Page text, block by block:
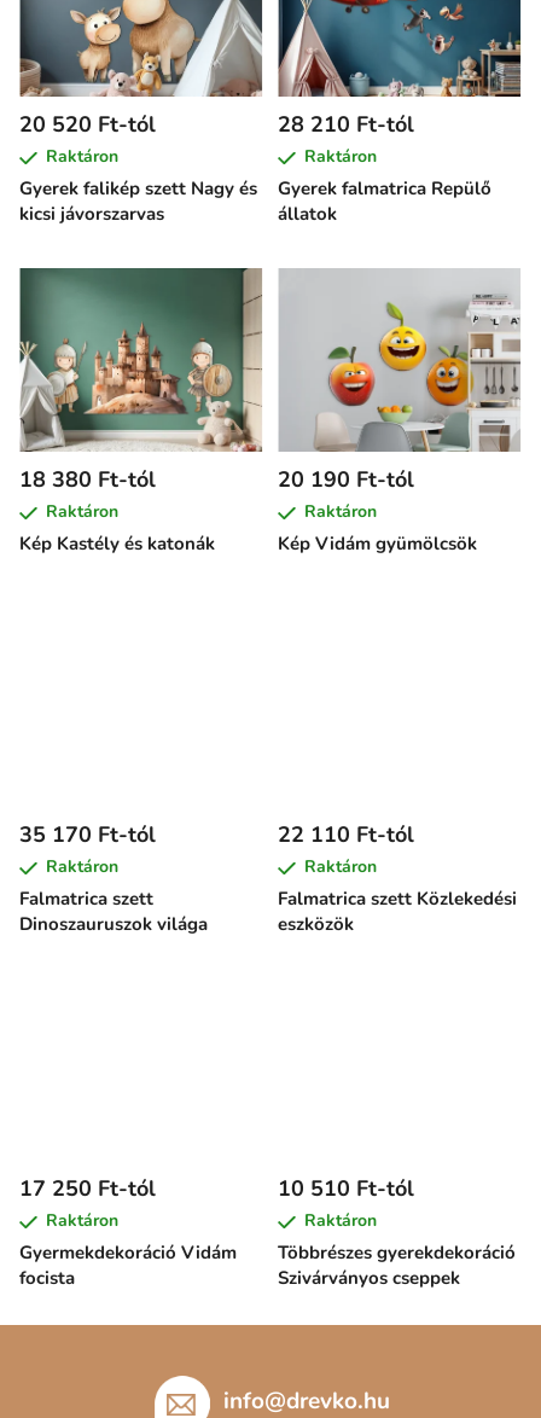
Gyerek falikép szett Nagy és
kicsi jávorszarvas
20 520 Ft-tól
Raktáron
Gyerek falmatrica Repülő
állatok
28 210 Ft-tól
Raktáron
Kép Kastély és katonák
18 380 Ft-tól
Raktáron
Kép Vidám gyümölcsök
20 190 Ft-tól
Raktáron
Falmatrica szett
Dinoszauruszok világa
35 170 Ft-tól
Raktáron
Falmatrica szett Közlekedési
eszközök
22 110 Ft-tól
Raktáron
Gyermekdekoráció Vidám
focista
17 250 Ft-tól
Raktáron
Többrészes gyerekdekoráció
Szivárványos cseppek
10 510 Ft-tól
Raktáron
info@drevko.hu